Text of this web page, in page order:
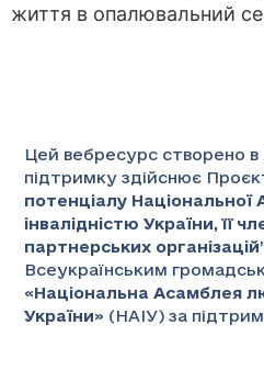
життя в опалювальний
Цей вебресурс створено в
підтримку здійснює
потенціалу
інвалідністю України, її
партнерських організацій
Всеукраїнським
«Національна Асамблея
України» (НАІУ) за